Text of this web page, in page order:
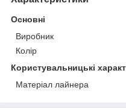
Основні
Виробник
Колір
Користувальницькі
Матеріал лайнера